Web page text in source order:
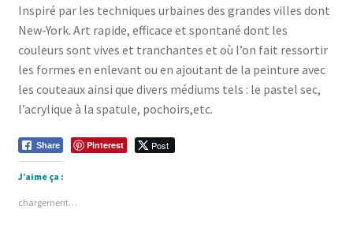
Inspiré par les techniques urbaines des grandes villes dont
New-York. Art rapide, efficace et spontané dont les
couleurs sont vives et tranchantes et où l’on fait ressortir
les formes en enlevant ou en ajoutant de la peinture avec
les couteaux ainsi que divers médiums tels : le pastel sec,
l’acrylique à la spatule, pochoirs,etc.
Share Pinterest Post
J’aime ça :
chargement…